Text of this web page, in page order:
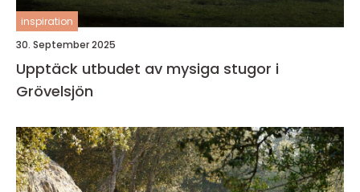
inspiration
30. September 2025
Upptäck utbudet av mysiga stugor i
Grövelsjön